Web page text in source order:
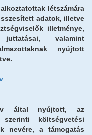
létszámára
adatok, illetve
illetménye,
valamint
nyújtott
által nyújtott, az
költségvetési
nevére, a támogatás